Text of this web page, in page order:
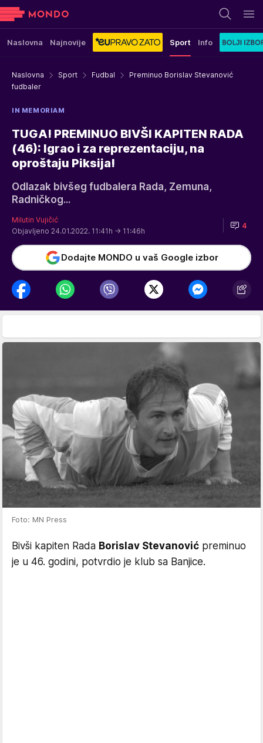
Naslovna Najnovije Sport Info
Naslovna Sport Fudbal
Preminuo Borislav Stevanović
fudbaler
IN MEMORIAM
TUGA! PREMINUO BIVŠI KAPITEN RADA
(46): Igrao i za reprezentaciju, na
oproštaju Piksija!
Odlazak bivšeg fudbalera Rada, Zemuna,
Radničkog...
Milutin Vujičić
Objavljeno 24.01.2022. 11:41h → 11:46h
4
Dodajte MONDO u vaš Google izbor
Foto: MN Press
Bivši kapiten Rada Borislav Stevanović preminuo
je u 46. godini, potvrdio je klub sa Banjice.